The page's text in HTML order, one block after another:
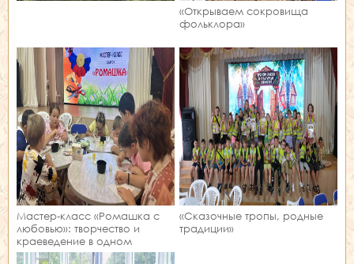
«Открываем сокровища
фольклора»
Мастер‑класс «Ромашка с
любовью»: творчество и
краеведение в одном
занятии!
«Сказочные тропы, родные
традиции»